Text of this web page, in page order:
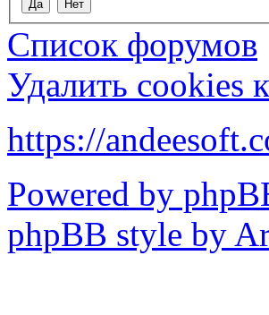
Список форумов
Удалить cookies
https://
Powered by
phpBB style by